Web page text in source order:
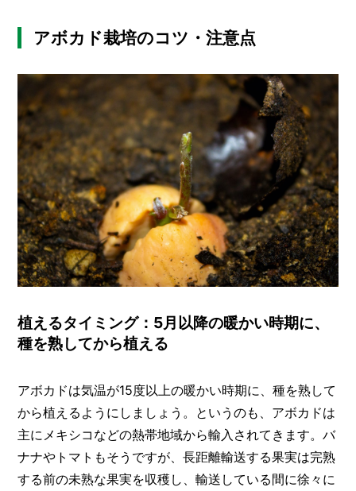
アボカド栽培のコツ・注意点
植えるタイミング：5月以降の暖かい時期に、
種を熟してから植える
アボカドは気温が15度以上の暖かい時期に、種を熟して
から植えるようにしましょう。というのも、アボカドは
主にメキシコなどの熱帯地域から輸入されてきます。バ
ナナやトマトもそうですが、長距離輸送する果実は完熟
する前の未熟な果実を収穫し、輸送している間に徐々に